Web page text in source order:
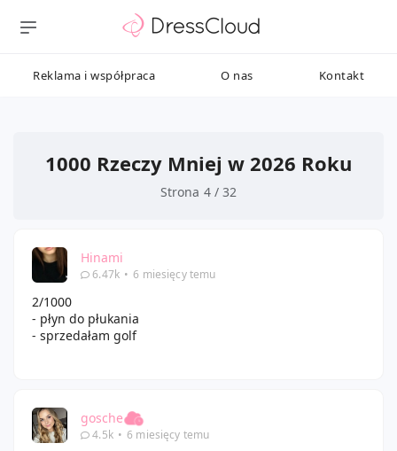
Reklama i współpraca O nas Kontakt
1000 Rzeczy Mniej w 2026 Roku
Strona 4 / 32
Hinami
6.47k • 6 miesięcy temu
2/1000
- płyn do płukania
- sprzedałam golf
gosche
4.5k • 6 miesięcy temu